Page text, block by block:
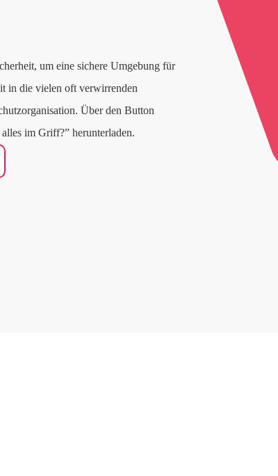
um eine sichere Umgebung für
in die vielen oft verwirrenden
Über den Button
im Griff?” herunterladen.